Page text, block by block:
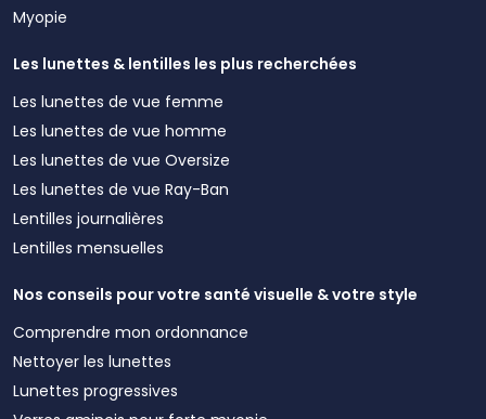
Myopie
Les lunettes & lentilles les plus recherchées
Les lunettes de vue femme
Les lunettes de vue homme
Les lunettes de vue Oversize
Les lunettes de vue Ray-Ban
Lentilles journalières
Lentilles mensuelles
Nos conseils pour votre santé visuelle & votre style
Comprendre mon ordonnance
Nettoyer les lunettes
Lunettes progressives